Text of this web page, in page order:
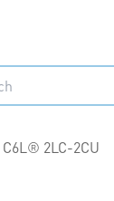
2LC-2CU